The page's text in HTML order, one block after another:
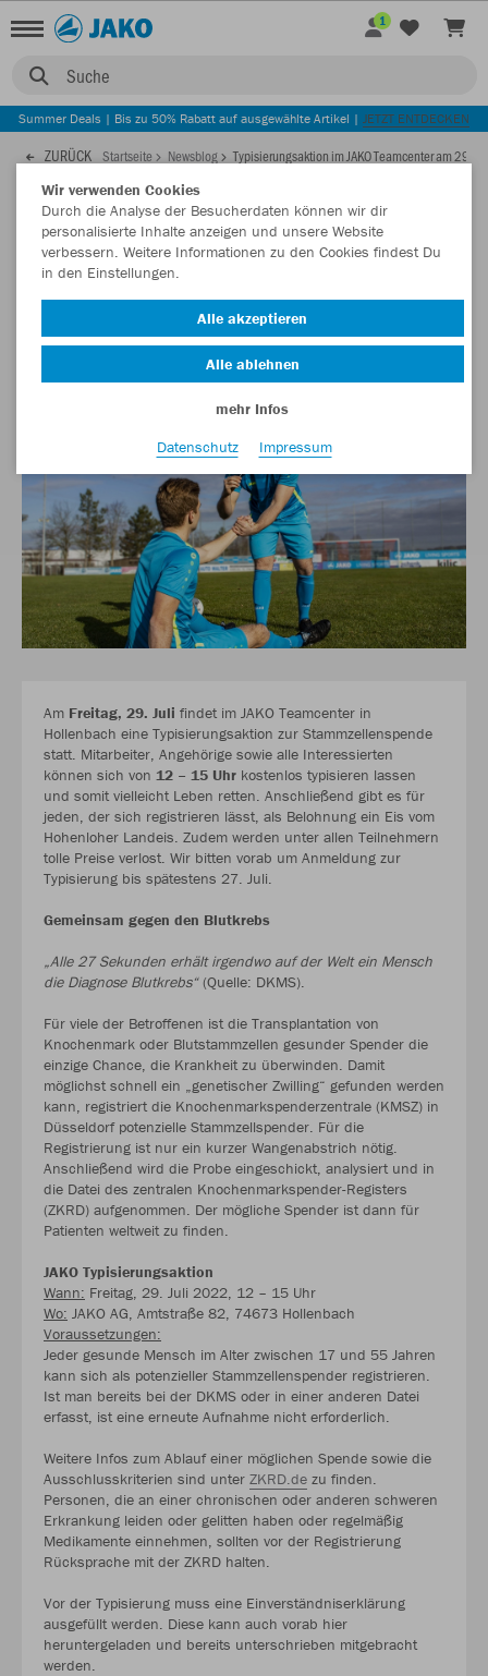
Suche
1
Summer Deals | Bis zu 50% Rabatt auf ausgewählte Artikel | JETZT ENTDECKEN
ZURÜCK Startseite Newsblog Typisierungsaktion im JAKO Teamcenter am 29.
22.07.2022
Typisierungsaktion im JAKO Teamcenter
am 29. Juli
Jetzt anmelden und Spender werden!
Am Freitag, 29. Juli findet im JAKO Teamcenter in
Hollenbach eine Typisierungsaktion zur Stammzellenspende
statt. Mitarbeiter, Angehörige sowie alle Interessierten
können sich von 12 – 15 Uhr kostenlos typisieren lassen
und somit vielleicht Leben retten. Anschließend gibt es für
jeden, der sich registrieren lässt, als Belohnung ein Eis vom
Hohenloher Landeis. Zudem werden unter allen Teilnehmern
tolle Preise verlost. Wir bitten vorab um Anmeldung zur
Typisierung bis spätestens 27. Juli.
Gemeinsam gegen den Blutkrebs
„Alle 27 Sekunden erhält irgendwo auf der Welt ein Mensch
die Diagnose Blutkrebs“(Quelle: DKMS).
Für viele der Betroffenen ist die Transplantation von
Knochenmark oder Blutstammzellen gesunder Spender die
einzige Chance, die Krankheit zu überwinden. Damit
möglichst schnell ein „genetischer Zwilling“ gefunden werden
kann, registriert die Knochenmarkspenderzentrale (KMSZ) in
Düsseldorf potenzielle Stammzellspender. Für die
Registrierung ist nur ein kurzer Wangenabstrich nötig.
Anschließend wird die Probe eingeschickt, analysiert und in
die Datei des zentralen Knochenmarkspender-Registers
(ZKRD) aufgenommen. Der mögliche Spender ist dann für
Patienten weltweit zu finden.
JAKO Typisierungsaktion
Wann: Freitag, 29. Juli 2022, 12 – 15 Uhr
Wo: JAKO AG, Amtstraße 82, 74673 Hollenbach
Voraussetzungen:
Jeder gesunde Mensch im Alter zwischen 17 und 55 Jahren
kann sich als potenzieller Stammzellenspender registrieren.
Ist man bereits bei der DKMS oder in einer anderen Datei
erfasst, ist eine erneute Aufnahme nicht erforderlich.
Weitere Infos zum Ablauf einer möglichen Spende sowie die
Ausschlusskriterien sind unter ZKRD.de zu finden.
Personen, die an einer chronischen oder anderen schweren
Erkrankung leiden oder gelitten haben oder regelmäßig
Medikamente einnehmen, sollten vor der Registrierung
Rücksprache mit der ZKRD halten.
Vor der Typisierung muss eine Einverständniserklärung
ausgefüllt werden. Diese kann auch vorab hier
heruntergeladen und bereits unterschrieben mitgebracht
werden.
Wir verwenden Cookies
Durch die Analyse der Besucherdaten können wir dir
personalisierte Inhalte anzeigen und unsere Website
verbessern. Weitere Informationen zu den Cookies findest Du
in den Einstellungen.
Alle akzeptieren
Alle ablehnen
mehr Infos
Datenschutz
Impressum